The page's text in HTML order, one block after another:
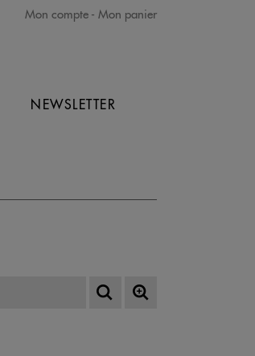
Mon compte Mon panier
NEWSLETTER